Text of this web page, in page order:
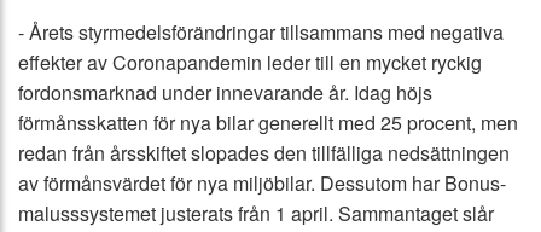
- Årets styrmedelsförändringar tillsammans med negativa
effekter av Coronapandemin leder till en mycket ryckig
fordonsmarknad under innevarande år. Idag höjs
förmånsskatten för nya bilar generellt med 25 procent, men
redan från årsskiftet slopades den tillfälliga nedsättningen
av förmånsvärdet för nya miljöbilar. Dessutom har Bonus-
malusssystemet justerats från 1 april. Sammantaget slår